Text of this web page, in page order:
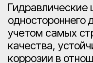
Гидравлические
одностороннего
учетом самых
качества,
коррозии в